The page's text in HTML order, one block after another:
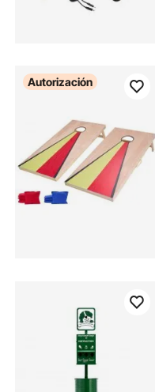
Autorización